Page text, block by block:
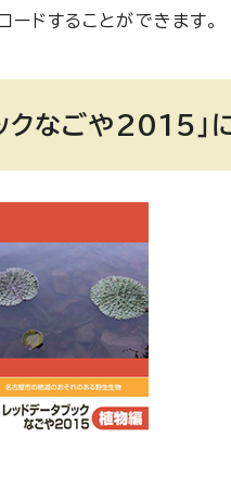
ードすることができます。
クなごや2015」